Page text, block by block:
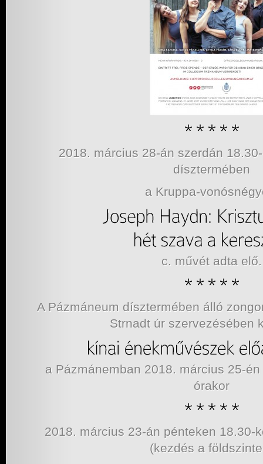
2018. március 28-án szerdán
dísztermében
a Kruppa-
c. művét adta elő.
A Pázmáneum dísztermében álló
Strnadt úr szervezésében
a Pázmánemban 2018. március 25-
órakor
2018. március 23-án pénteken 18.30-
(kezdés a